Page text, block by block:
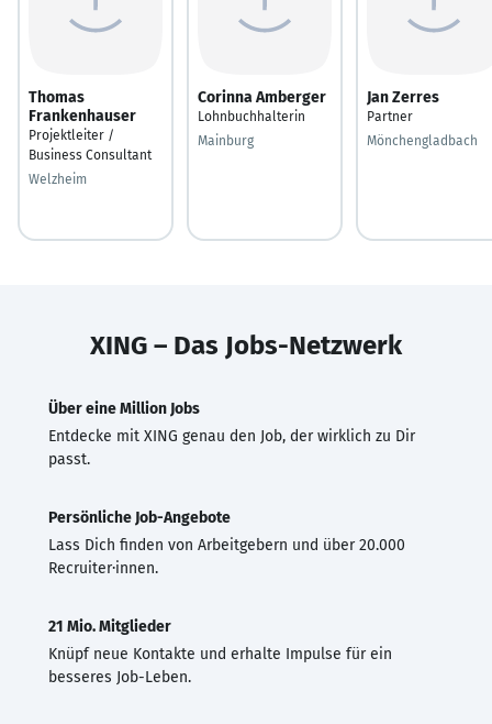
Thomas
Frankenhauser
Projektleiter /
Business Consultant
Welzheim
Corinna Amberger
Lohnbuchhalterin
Mainburg
Jan Zerres
Partner
Mönchengladbach
XING – Das Jobs-Netzwerk
Über eine Million Jobs
Entdecke mit XING genau den Job, der wirklich zu Dir
passt.
Persönliche Job-Angebote
Lass Dich finden von Arbeitgebern und über 20.000
Recruiter·innen.
21 Mio. Mitglieder
Knüpf neue Kontakte und erhalte Impulse für ein
besseres Job-Leben.